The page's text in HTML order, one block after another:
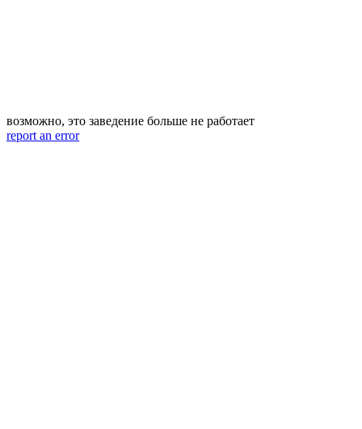
возможно, это заведение больше не работает
report an error